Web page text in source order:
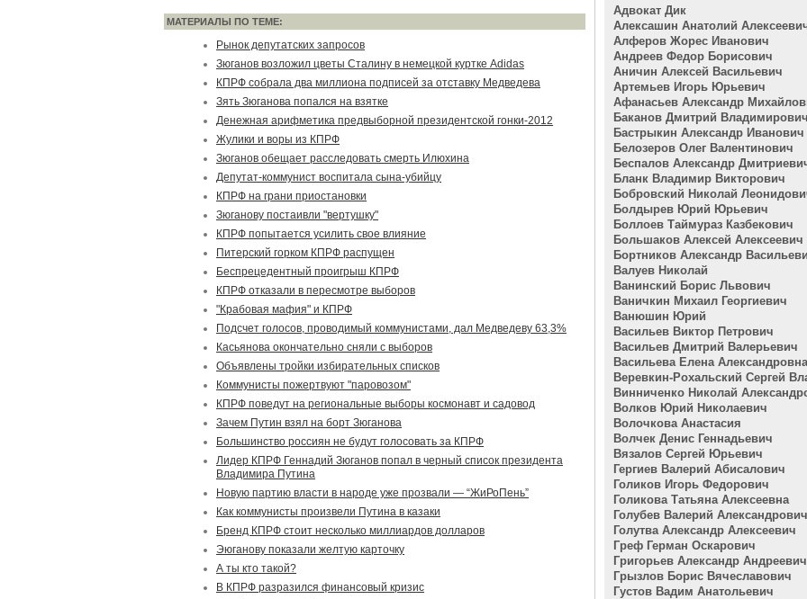
МАТЕРИАЛЫ ПО ТЕМЕ:
Рынок депутатских запросов
Зюганов возложил цветы Сталину в немецкой куртке Adidas
КПРФ собрала два миллиона подписей за отставку Медведева
Зять Зюганова попался на взятке
Денежная арифметика предвыборной президентской гонки-2012
Жулики и воры из КПРФ
Зюганов обещает расследовать смерть Илюхина
Депутат-коммунист воспитала сына-убийцу
КПРФ на грани приостановки
Зюганову постаивли "вертушку"
КПРФ попытается усилить свое влияние
Питерский горком КПРФ распущен
Беспрецедентный проигрыш КПРФ
КПРФ отказали в пересмотре выборов
"Крабовая мафия" и КПРФ
Подсчет голосов, проводимый коммунистами, дал Медведеву 63,3%
Касьянова окончательно сняли с выборов
Объявлены тройки избирательных списков
Коммунисты пожертвуют "паровозом"
КПРФ поведут на региональные выборы космонавт и садовод
Зачем Путин взял на борт Зюганова
Большинство россиян не будут голосовать за КПРФ
Лидер КПРФ Геннадий Зюганов попал в черный список президента
Владимира Путина
Новую партию власти в народе уже прозвали — “ЖиРоПень”
Как коммунисты произвели Путина в казаки
Бренд КПРФ стоит несколько миллиардов долларов
Эюганову показали желтую карточку
А ты кто такой?
В КПРФ разразился финансовый кризис
Адвокат Дик
Алексашин Анатолий
Алферов Жорес Иванович
Андреев Федор Борисович
Аничин Алексей Васильевич
Артемьев Игорь Юрьевич
Афанасьев Александр
Баканов Дмитрий Владимирович
Бастрыкин Александр Иванович
Белозеров Олег Валентинович
Беспалов Александр
Бланк Владимир Викторович
Бобровский Николай
Болдырев Юрий Юрьевич
Боллоев Таймураз Казбекович
Большаков Алексей Алексеевич
Бортников Александр
Валуев Николай
Ванинский Борис Львович
Ваничкин Михаил Георгиевич
Ванюшин Юрий
Васильев Виктор Петрович
Васильев Дмитрий Валерьевич
Васильева Елена Александровна
Веревкин-Рохальский Сергей
Винниченко Николай
Волков Юрий Николаевич
Волочкова Анастасия
Волчек Денис Геннадьевич
Вязалов Сергей Юрьевич
Гергиев Валерий Абисалович
Голиков Игорь Федорович
Голикова Татьяна Алексеевна
Голубев Валерий Александрович
Голутва Александр Алексеевич
Греф Герман Оскарович
Григорьев Александр Андреевич
Грызлов Борис Вячеславович
Густов Вадим Анатольевич